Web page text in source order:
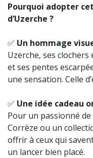
Pourquoi adopter
d’Uzerche ?
✅ Un hommage
Uzerche, ses
et ses pentes
une sensation. Celle
✅ Une idée cadeau
Pour un passionné
Corrèze ou un
offrir à ceux qui
un lancer bien placé.